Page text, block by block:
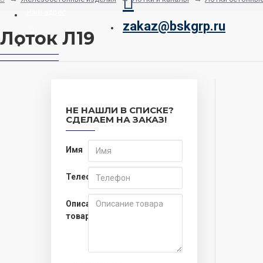
Заказать звонок
zakaz@bskgrp.ru
Лоток Л19
НЕ НАШЛИ В СПИСКЕ?
СДЕЛАЕМ НА ЗАКАЗ!
Имя
Телефон
Описание
товара